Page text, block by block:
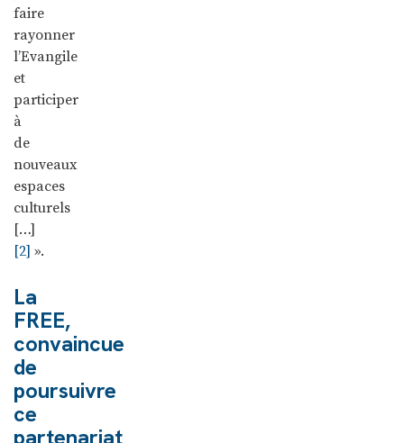
faire
rayonner
l’Evangile
et
participer
à
de
nouveaux
espaces
culturels
[…]
[2] ».
La
FREE,
convaincue
de
poursuivre
ce
partenariat